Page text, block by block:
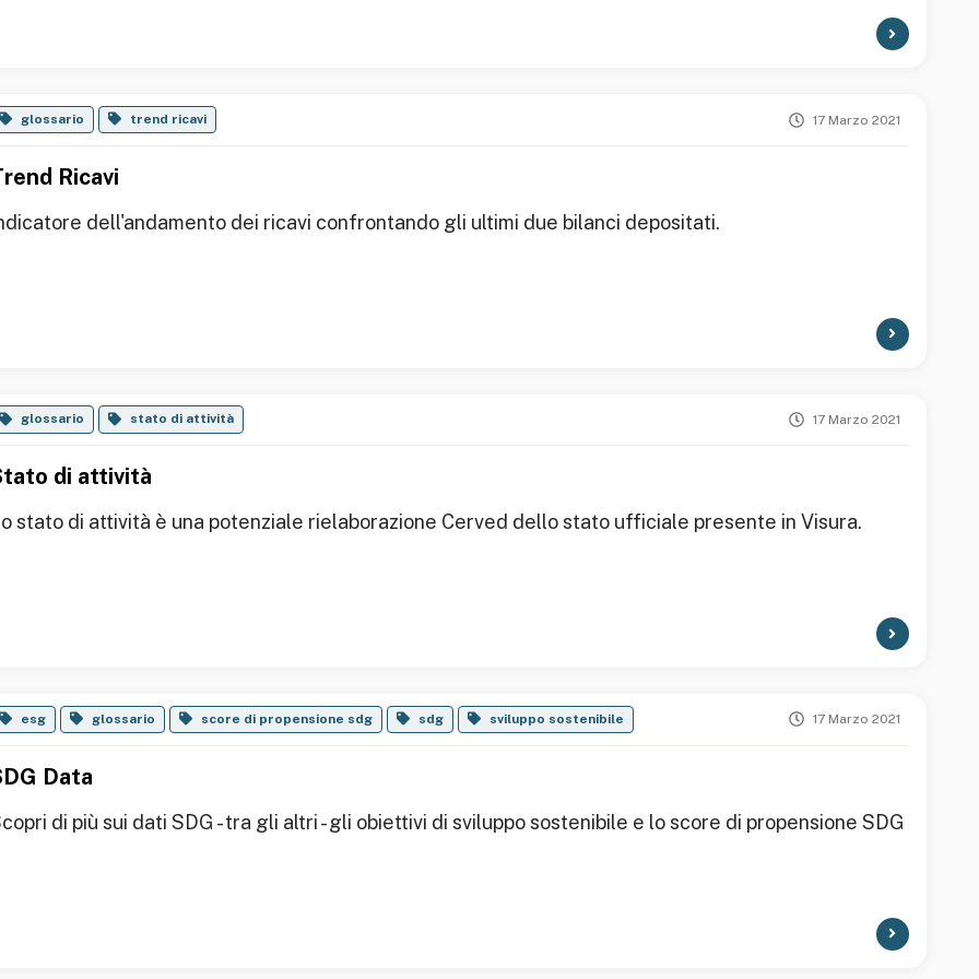
glossario trend ricavi 17 Marzo 2021
Ricavi
dell'andamento dei ricavi confrontando gli ultimi due bilanci depositati.
glossario stato di attività 17 Marzo 2021
di attività
stato di attività è una potenziale rielaborazione Cerved dello stato ufficiale presente in Visura.
esg glossario score di propensione sdg sdg sviluppo sostenibile 17 Marzo 2021
Data
di più sui dati SDG - tra gli altri - gli obiettivi di sviluppo sostenibile e lo score di propensione SDG